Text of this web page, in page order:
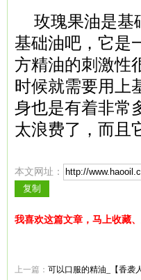
玫瑰果油是基
基础油吧，它是
方精油的刺激性
时候就需要用上
身也是有着非常
太浪费了，而且
本文网址：
我喜欢这篇文章，马上收藏
上一篇： 可以口服的精油_【香袭